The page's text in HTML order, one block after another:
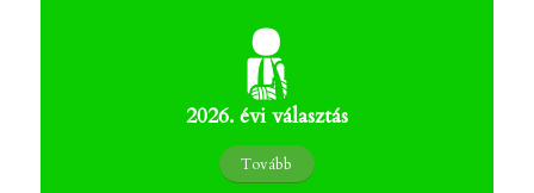
2026. évi választás
Tovább